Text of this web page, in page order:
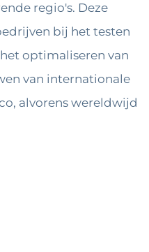
regio's. Deze
bij het testen
optimaliseren van
van internationale
alvorens wereldwijd